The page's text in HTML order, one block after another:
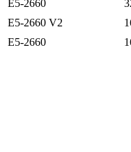
E5-2660
E5-2660 V2
E5-2660